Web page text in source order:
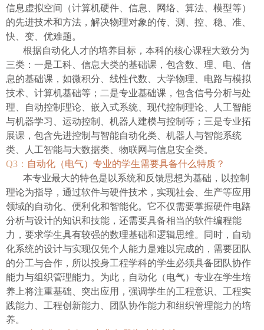
信息虚拟空间（计算机硬件、信息、网络、算法、模型等）
的先进技术和方法，解决物理对象的传、测、控、稳、准、
快、变、优难题。
根据自动化人才的培养目标，本科的核心课程大致分为
三类：一是工科、信息大类的基础课，包含数、理、电、信
息的基础课，如微积分、线性代数、大学物理、电路与模拟
技术、计算机基础等；二是专业基础课，包含信号分析与处
理、自动控制理论、嵌入式系统、现代控制理论、人工智能
与机器学习、运动控制、机器人建模与控制等；三是专业拓
展课，包含先进控制与智能自动化类、机器人与智能系统
类、人工智能与大数据类、物联网与信息安全类。
Q3 ： 自动化（电气）专业的学生需要具备什么特质？
本专业最大的特色是以系统和反馈思想为基础，以控制
理论为指导，通过软件与硬件技术，实现社会、生产等应用
领域的自动化、便利化和智能化。它不仅需要掌握硬件电路
分析与设计的知识和技能，还需要具备相当的软件编程能
力，要求学生具有较强的数理基础和逻辑思维。同时，自动
化系统的设计与实现仅凭个人能力是难以完成的，需要团队
的分工与合作，所以投身工程学科的学生必须具备团队协作
能力与组织管理能力。为此，自动化（电气）专业在学生培
养上将注重基础、突出应用，强调学生的工程意识、工程实
践能力、工程创新能力、团队协作能力和组织管理能力的培
养。